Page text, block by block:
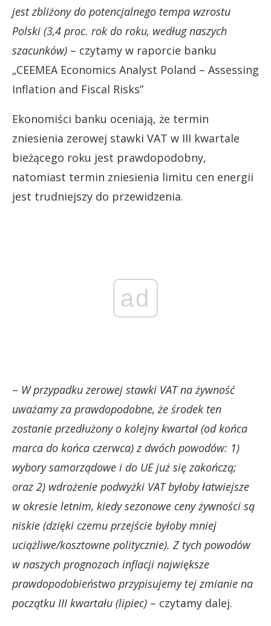
jest zbliżony do potencjalnego tempa wzrostu
Polski (3,4 proc. rok do roku, według naszych
szacunków) – czytamy w raporcie banku
„CEEMEA Economics Analyst Poland – Assessing
Inflation and Fiscal Risks”
Ekonomiści banku oceniają, że termin
zniesienia zerowej stawki VAT w III kwartale
bieżącego roku jest prawdopodobny,
natomiast termin zniesienia limitu cen energii
jest trudniejszy do przewidzenia.
ad
– W przypadku zerowej stawki VAT na żywność
uważamy za prawdopodobne, że środek ten
zostanie przedłużony o kolejny kwartał (od końca
marca do końca czerwca) z dwóch powodów: 1)
wybory samorządowe i do UE już się zakończą;
oraz 2) wdrożenie podwyżki VAT byłoby łatwiejsze
w okresie letnim, kiedy sezonowe ceny żywności są
niskie (dzięki czemu przejście byłoby mniej
uciążliwe/kosztowne politycznie). Z tych powodów
w naszych prognozach inflacji największe
prawdopodobieństwo przypisujemy tej zmianie na
początku III kwartału (lipiec) – czytamy dalej.